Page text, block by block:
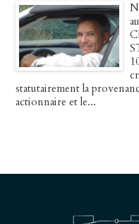
statutairement la
actionnaire et le...